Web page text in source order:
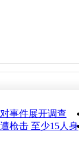
事件展开调查
枪击 至少15人身